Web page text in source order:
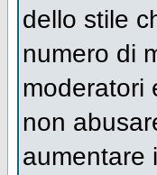
dello stile
numero di
moderatori
non
aumentare